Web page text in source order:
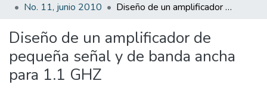
No. 11, junio 2010
Diseño de un amplificador de pequeña señal y de banda ancha para 1.1 GHZ
Diseño de un amplificador de
pequeña señal y de banda ancha
para 1.1 GHZ